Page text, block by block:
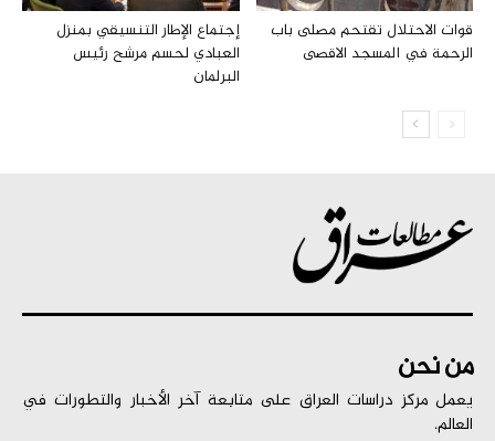
إجتماع الإطار التنسيقي بمنزل
العبادي لحسم مرشح رئيس
البرلمان
قوات الاحتلال تقتحم مصلى باب
الرحمة في المسجد الاقصى
من نحن
يعمل مركز دراسات العراق على متابعة آخر الأخبار والتطورات في
العالم.